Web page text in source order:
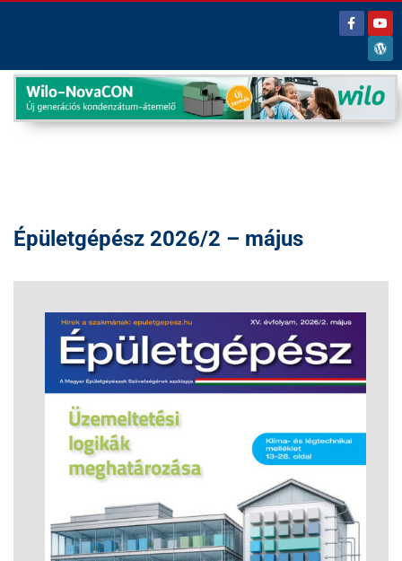
Épületgépész 2026/2 – május